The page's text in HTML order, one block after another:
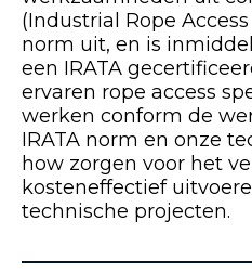
(Industrial Rope
norm uit, en is
een IRATA
ervaren rope access
werken conform de
IRATA norm en onze
how zorgen voor het
kosteneffectief
technische projecten.